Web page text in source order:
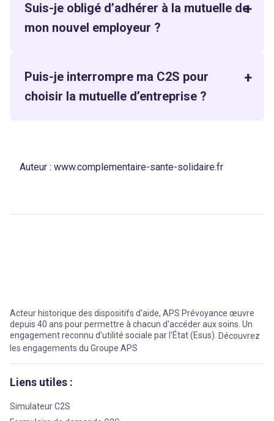
Suis-je obligé d’adhérer à la mutuelle de
mon nouvel employeur ?
Puis-je interrompre ma C2S pour
choisir la mutuelle d’entreprise ?
Auteur : www.complementaire-sante-solidaire.fr
Acteur historique des dispositifs d'aide, APS Prévoyance œuvre
depuis 40 ans pour permettre à chacun d'accéder aux soins. Un
engagement reconnu d'utilité sociale par l'État (Esus). Découvrez
les engagements du Groupe APS
Liens utiles :
Simulateur C2S